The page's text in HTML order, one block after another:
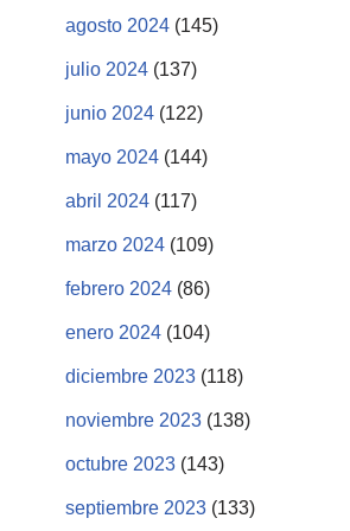
agosto 2024 (145)
julio 2024 (137)
junio 2024 (122)
mayo 2024 (144)
abril 2024 (117)
marzo 2024 (109)
febrero 2024 (86)
enero 2024 (104)
diciembre 2023 (118)
noviembre 2023 (138)
octubre 2023 (143)
septiembre 2023 (133)